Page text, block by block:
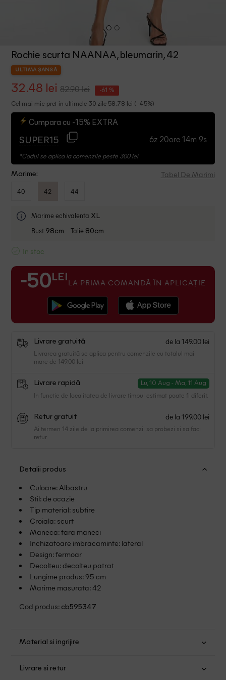
Rochie scurta NAANAA, bleumarin, 42
ULTIMA ȘANSĂ
32.48 lei 82.90 lei -61 %
Cel mai mic pret in ultimele 30 zile 58.78 lei ( -45%)
Cumpara cu -15% EXTRA
SUPER15 6z 20ore 14m 8s
*Codul se aplica la comenzile peste 300 lei
Marime: Tabel De Marimi
40 42 44
Marime echivalenta XL
Bust 98cm Talie 80cm
In stoc
-50 LEI LA PRIMA COMANDĂ ÎN APLICAȚIE
Livrare gratuită de la 149.00 lei
Livrarea gratuită se aplica pentru comenzile cu totalul mai
mare de 149.00 lei
Livrare rapidă Lu, 10 Aug - Ma, 11 Aug
In functie de localitatea de livrare timpul estimat poate fi diferit.
Retur gratuit de la 199.00 lei
Ai termen 14 zile de la primirea comenzii sa probezi si sa faci
retur.
Detalii produs
Culoare: Albastru
Stil: de ocazie
Tip material: subtire
Croiala: scurt
Maneca: fara maneci
Inchizatoare imbracaminte: lateral
Design: fermoar
Decolteu: decolteu patrat
Lungime produs: 95 cm
Marime masurata: 42
Cod produs: cb595347
Material si ingrijire
Livrare si retur